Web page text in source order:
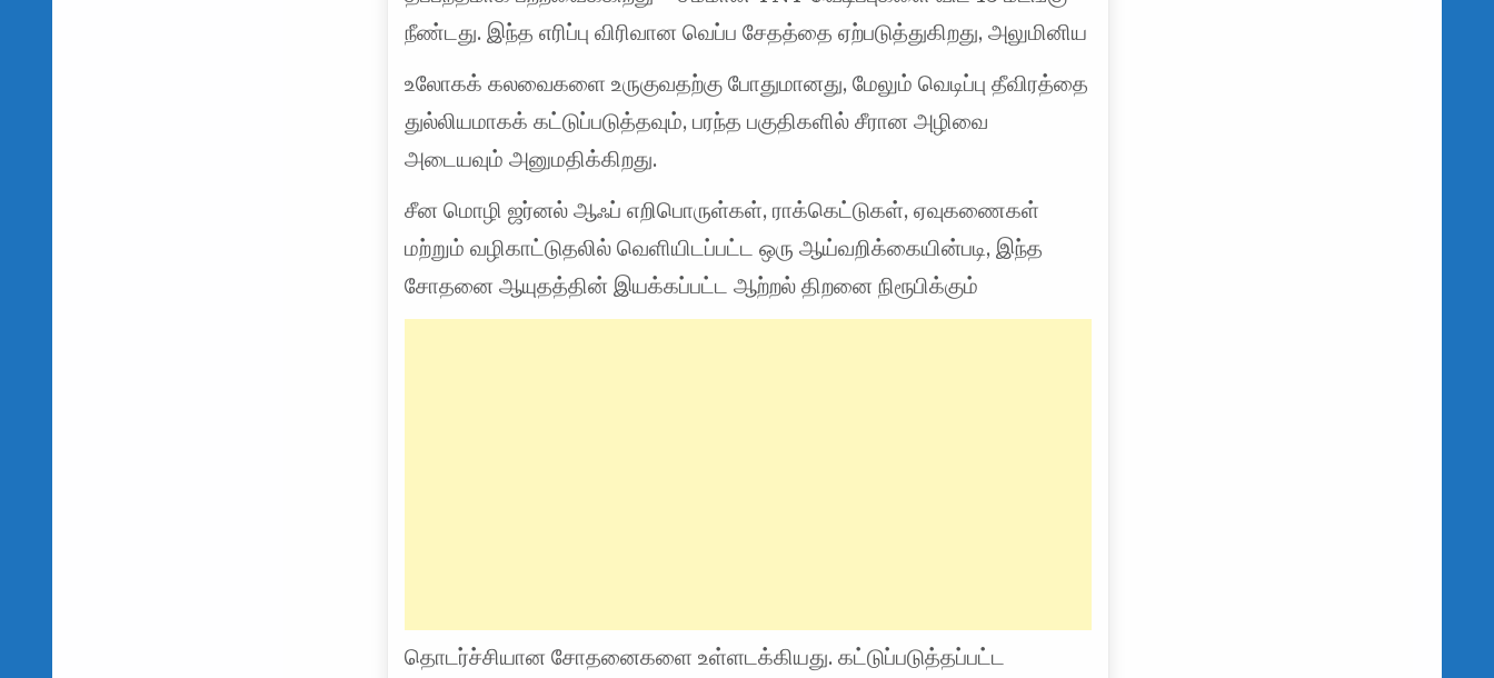
நீண்டது. இந்த எரிப்பு விரிவான வெப்ப சேதத்தை ஏற்படுத்துகிறது, அலுமினிய
உலோகக் கலவைகளை உருகுவதற்கு போதுமானது, மேலும் வெடிப்பு தீவிரத்தை
துல்லியமாகக் கட்டுப்படுத்தவும், பரந்த பகுதிகளில் சீரான அழிவை
அடையவும் அனுமதிக்கிறது.
சீன மொழி ஜர்னல் ஆஃப் எறிபொருள்கள், ராக்கெட்டுகள், ஏவுகணைகள்
மற்றும் வழிகாட்டுதலில் வெளியிடப்பட்ட ஒரு ஆய்வறிக்கையின்படி, இந்த
சோதனை ஆயுதத்தின் இயக்கப்பட்ட ஆற்றல் திறனை நிரூபிக்கும்
தொடர்ச்சியான சோதனைகளை உள்ளடக்கியது. கட்டுப்படுத்தப்பட்ட